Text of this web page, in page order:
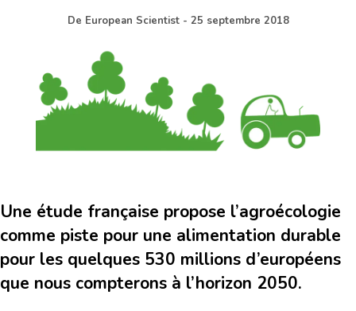
De European Scientist - 25 septembre 2018
Une étude française propose l’agroécologie
comme piste pour une alimentation durable
pour les quelques 530 millions d’européens
que nous compterons à l’horizon 2050.